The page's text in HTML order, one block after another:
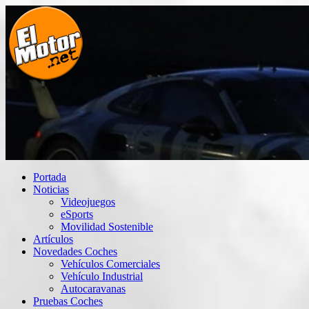
Saltar
contenido
El Motor punto Net
Información sobre novedades y pruebas de Automóviles
Portada
Noticias
Videojuegos
eSports
Movilidad Sostenible
Artículos
Novedades Coches
Vehículos Comerciales
Vehículo Industrial
Autocaravanas
Pruebas Coches